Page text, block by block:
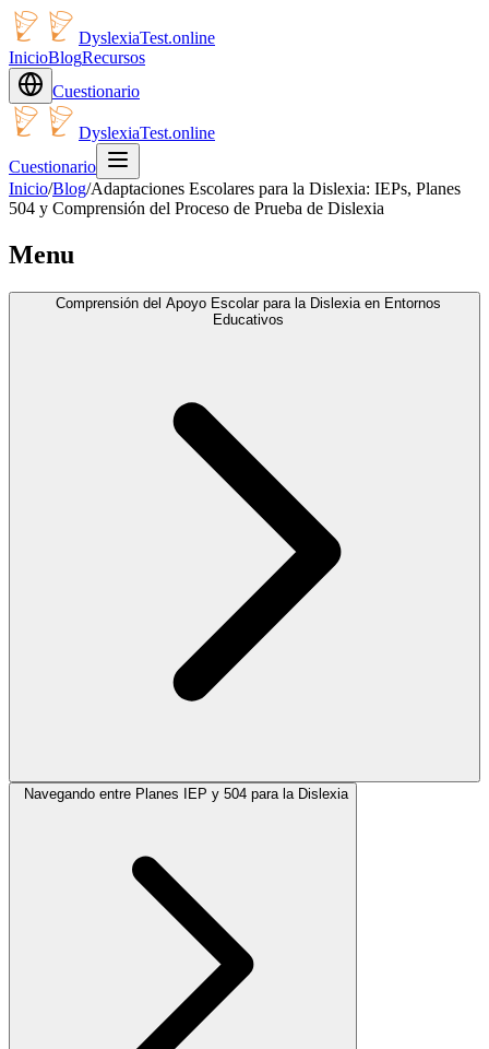
DyslexiaTest.online
InicioBlogRecursos
Cuestionario
DyslexiaTest.online
Cuestionario
Inicio/Blog/Adaptaciones Escolares para la Dislexia: IEPs, Planes
504 y Comprensión del Proceso de Prueba de Dislexia
Menu
Comprensión del Apoyo Escolar para la Dislexia en Entornos
Educativos
Navegando entre Planes IEP y 504 para la Dislexia